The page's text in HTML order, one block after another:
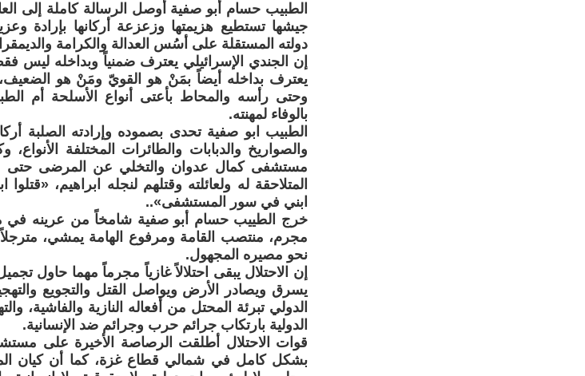
الطبيب حسام أبو صفية أوصل الرسالة كاملة إلى
جيشها تستطيع هزيمتها وزعزعة أركانها بإرادة
دولته المستقلة على أسُس العدالة والكرامة
إن الجندي الإسرائيلي يعترف ضمنياً وبداخله
يعترف بداخله أيضاً بمَنْ هو القويّ ومَنْ هو
وحتى رأسه والمحاط بأعتى أنواع الأسلحة أم
بالوفاء لمهنته.
الطبيب ابو صفية تحدى بصموده وإرادته الصلبة
والصواريخ والدبابات والطائرات المختلفة
مستشفى كمال عدوان والتخلي عن المرضى حتى
المتلاحقة له ولعائلته وقتلهم لنجله ابراهيم،
ابني في سور المستشفى»..
خرج الطييب حسام أبو صفية شامخاً من عرينه
مجرم، منتصب القامة ومرفوع الهامة يمشي، مترجلاً
نحو مصيره المجهول.
إن الاحتلال يبقى احتلالاً غازياً مجرماً مهما حاول
يسرق ويصادر الأرض ويواصل القتل والتجويع
الدولي تبرئة المحتل من أفعاله النازية والفاشية،
الدولية بارتكاب جرائم حرب وجرائم ضد الإنسانية.
قوات الاحتلال أطلقت الرصاصة الأخيرة على
بشكل كامل في شمالي قطاع غزة، كما أن كيان